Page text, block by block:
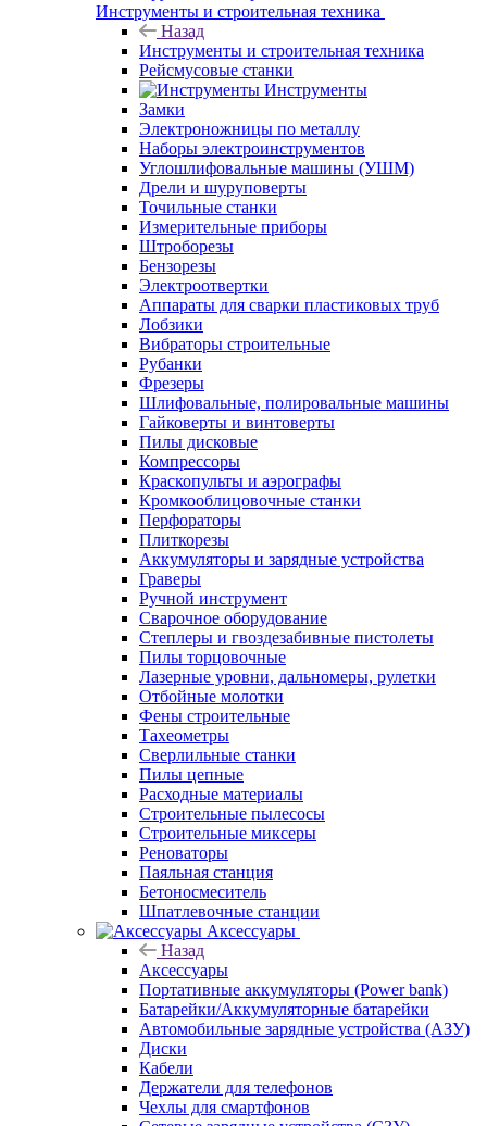
Инструменты и строительная техника
Назад
Инструменты и строительная техника
Рейсмусовые станки
Инструменты
Замки
Электроножницы по металлу
Наборы электроинструментов
Углошлифовальные машины (УШМ)
Дрели и шуруповерты
Точильные станки
Измерительные приборы
Штроборезы
Бензорезы
Электроотвертки
Аппараты для сварки пластиковых труб
Лобзики
Вибраторы строительные
Рубанки
Фрезеры
Шлифовальные, полировальные машины
Гайковерты и винтоверты
Пилы дисковые
Компрессоры
Краскопульты и аэрографы
Кромкооблицовочные станки
Перфораторы
Плиткорезы
Аккумуляторы и зарядные устройства
Граверы
Ручной инструмент
Сварочное оборудование
Степлеры и гвоздезабивные пистолеты
Пилы торцовочные
Лазерные уровни, дальномеры, рулетки
Отбойные молотки
Фены строительные
Тахеометры
Сверлильные станки
Пилы цепные
Расходные материалы
Строительные пылесосы
Строительные миксеры
Реноваторы
Паяльная станция
Бетоносмеситель
Шпатлевочные станции
Аксессуары
Назад
Аксессуары
Портативные аккумуляторы (Power bank)
Батарейки/Аккумуляторные батарейки
Автомобильные зарядные устройства (АЗУ)
Диски
Кабели
Держатели для телефонов
Чехлы для смартфонов